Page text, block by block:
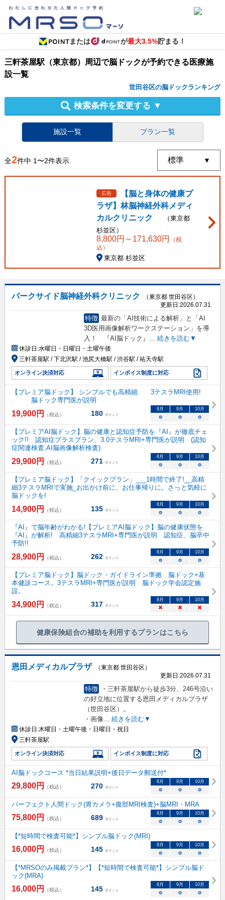
または が最大3.5%貯まる！
三軒茶屋駅（東京都）周辺で脳ドックが予約できる医療施
設一覧
世田谷区の脳ドックランキング
検索条件を変更する ▼
施設一覧 プラン一覧
全2件中 1〜2件表示
広告
【脳と身体の健康プ
ラザ】林脳神経外科メディ
カルクリニック
（東京都
杉並区）
8,800円～ 171,630円
（税
込）
東京都 杉並区
パークサイド脳神経外科クリニック
（東京都 世田谷区）
更新日:2026.07.31
特徴 最新の「AI技術による解析」と「AI
3D医用画像解析ワークステーション」を導
入！ 『AI脳ドック』 ... 続きを読む▼
休診日:水曜日・日曜日・土曜午後
三軒茶屋駅 / 下北沢駅 / 池尻大橋駅 / 渋谷駅 / 祐天寺駅
オンライン決済対応 インボイス制度に対応
【プレミア脳ドック】 シンプルでも高精細 3テスラMRI使用!
脳ドック専門医が説明
19,900円 （税込） 180 ポイント
8月 9月 10月
○ ○ ○
【プレミアAI脳ドック】脳の健康と認知症予防を『AI』が徹底チェ
ック!! 認知症プラスプラン、3.0テスラMRI+専門医が説明 (認知
症関連検査,AI脳画像解析検査)
29,900円 （税込） 271 ポイント
8月 9月 10月
○ ○ ○
【プレミア脳ドック】「クイックプラン」___1時間で終了!__高精
細3テスラMRIで実施_お出かけ前に、お仕事帰りに。さっと気軽に
脳ドックを!
14,900円 （税込） 135 ポイント
8月 9月 10月
○ ○ ○
『AI』で脳年齢がわかる!【プレミアAI脳ドック】脳の健康状態を
『AI』が解析! 高精細3テスラMRI+専門医が説明 認知症、脳卒中
予防!!
28,900円 （税込） 262 ポイント
8月 9月 10月
○ ○ ○
【プレミア脳ドック】脳ドック・ガイドライン準拠 脳ドック+基
本健診コース。3テスラMRI+専門医が説明 脳ドック学会認定施
設。
34,900円 （税込） 317 ポイント
8月 9月 10月
× × ×
健康保険組合の補助を利用するプランはこちら
恩田メディカルプラザ
（東京都 世田谷区）
更新日:2026.07.31
特徴
・三軒茶屋駅から徒歩3分、246号沿い
の好立地に位置する恩田メディカルプラザ
（世田谷区）。
・画像
続きを読む▼
休診日:木曜日・土曜午後・日曜日・祝日
三軒茶屋駅
オンライン決済対応 インボイス制度に対応
AI脳ドックコース *当日結果説明+後日データ郵送付*
29,800円 （税込） 270 ポイント
8 月 9 月 10月
○ ○ ○
パーフェクト人間ドック(胃カメラ+腹部MRI検査)+脳MRI・MRA
75,800円 （税込） 689 ポイント
8 月 9 月 10月
○ ○ ○
【*短時間で検査可能*】シンプル脳ドック(MRI)
16,000円 （税込） 145 ポイント
8 月 9 月 10月
○ ○ ○
【*MRSOのみ掲載プラン*】【*短時間で検査可能*】シンプル脳ド
ック(MRA)
16,000円 （税込） 145 ポイント
8 月 9 月 10月
○ ○ ○